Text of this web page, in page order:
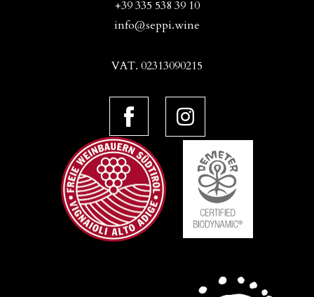
+39 335 538 39 10
info@seppi.wine
VAT. 02313090215